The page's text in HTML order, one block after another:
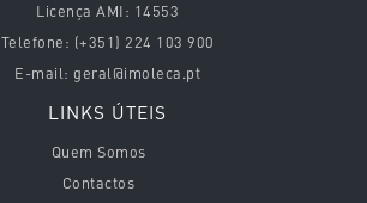
Licença AMI: 14553
Telefone: (+351) 224 103 900
E-mail: geral@imoleca.pt
LINKS ÚTEIS
Quem Somos
Contactos